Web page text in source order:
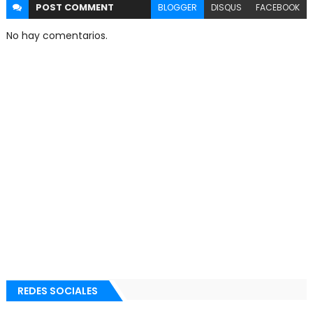
POST COMMENT BLOGGER DISQUS FACEBOOK
No hay comentarios.
REDES SOCIALES